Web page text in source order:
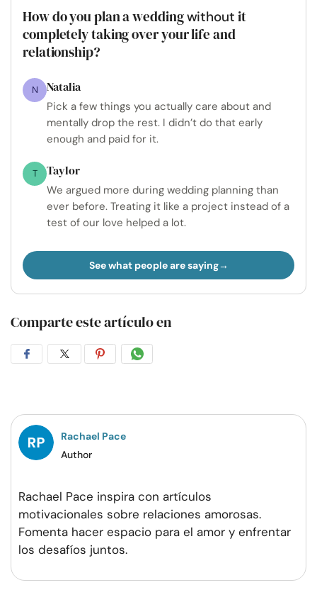
How do you plan a weddingwithout it
completely taking over your life and
relationship?
N Natalia
Pick a few things you actually care about and
mentally drop the rest. I didn’t do that early
enough and paid for it.
T Taylor
We argued more during wedding planning than
ever before. Treating it like a project instead of a
test of our love helped a lot.
See what people are saying
Comparte este artículo en
CompartirCompartirCompartirCompartir
Rachael Pace
Author
Rachael Pace inspira con artículos
motivacionales sobre relaciones amorosas.
Fomenta hacer espacio para el amor y enfrentar
los desafíos juntos.